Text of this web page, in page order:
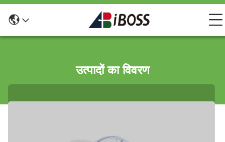
उत्पादों का विवरण